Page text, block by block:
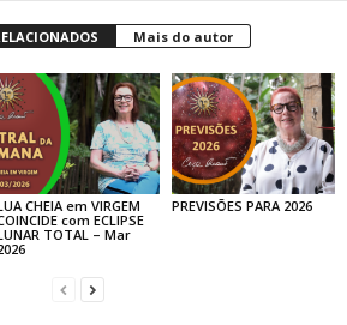
Mais do autor
CHEIA em VIRGEM
com ECLIPSE
TOTAL – Mar
PREVISÕES PARA 2026